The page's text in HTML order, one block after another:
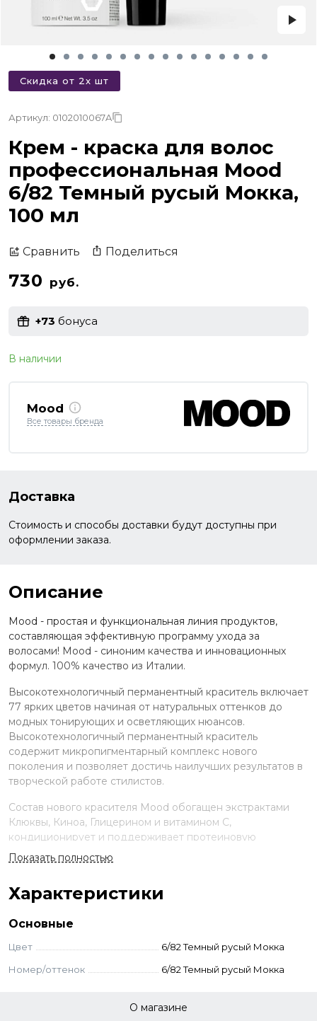
Скидка от 2х шт
Артикул: 0102010067A
Крем - краска для волос
профессиональная Mood
6/82 Темный русый Мокка,
100 мл
Сравнить Поделиться
730 руб.
+73 бонуса
В наличии
Mood
Все товары бренда
Доставка
Стоимость и способы доставки будут доступны при
оформлении заказа.
Описание
Mood - простая и функциональная линия продуктов,
составляющая эффективную программу ухода за
волосами! Mood - синоним качества и инновационных
формул. 100% качество из Италии.
Высокотехнологичный перманентный краситель включает
77 ярких цветов начиная от натуральных оттенков до
модных тонирующих и осветляющих нюансов.
Высокотехнологичный перманентный краситель
содержит микропигментарный комплекс нового
поколения и позволяет достичь наилучших результатов в
творческой работе стилистов.
Состав нового красителя Mood обогащен экстрактами
Клюквы, Киноа, Глицерином и витамином С,
кондиционирует и поддерживает протеиновую
структуру волос, сохраняя естественный гидробаланс,
наполняя твои волосы энергией. Мощные клюквенные
современного молодежномыслящего человека по
Смешайте краску и оксид в неметаллической ёмкости.
Нанесите на волосы, выдержите указанное время.
Показать полностью
Характеристики
Основные
Цвет
6/82 Темный русый Мокка
Номер/оттенок
6/82 Темный русый Мокка
О магазине